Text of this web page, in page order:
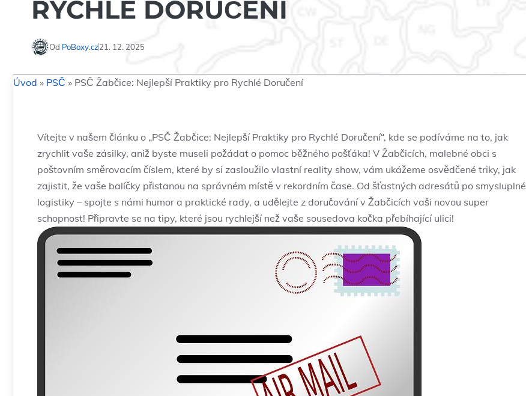
RYCHLÉ DORUČENÍ
Od PoBoxy.cz21. 12. 2025
Úvod » PSČ » PSČ Žabčice: Nejlepší Praktiky pro Rychlé Doručení
Vítejte v našem článku o „PSČ Žabčice: Nejlepší Praktiky pro Rychlé Doručení“, kde se podíváme na to, jak
zrychlit vaše zásilky, aniž byste museli požádat o pomoc běžného pošťáka! V Žabčicích, malebné obci s
poštovním směrovacím číslem, které by si zasloužilo vlastní reality show, vám ukážeme osvědčené triky, jak
zajistit, že vaše balíčky přistanou na správném místě v rekordním čase. Od šťastných adresátů po smysluplné
logistiky – spojte s námi humor a praktické rady, a udělejte z doručování v Žabčicích vaši novou super
schopnost! Připravte se na tipy, které jsou rychlejší než vaše sousedova kočka přebíhající ulici!